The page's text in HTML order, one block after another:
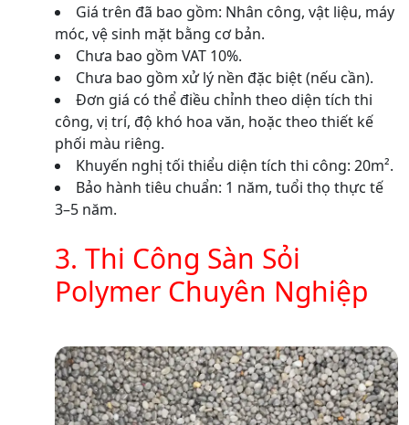
Giá trên đã bao gồm: Nhân công, vật liệu, máy
móc, vệ sinh mặt bằng cơ bản.
Chưa bao gồm VAT 10%.
Chưa bao gồm xử lý nền đặc biệt (nếu cần).
Đơn giá có thể điều chỉnh theo diện tích thi
công, vị trí, độ khó hoa văn, hoặc theo thiết kế
phối màu riêng.
Khuyến nghị tối thiểu diện tích thi công: 20m².
Bảo hành tiêu chuẩn: 1 năm, tuổi thọ thực tế
3–5 năm.
3. Thi Công Sàn Sỏi
Polymer Chuyên Nghiệp